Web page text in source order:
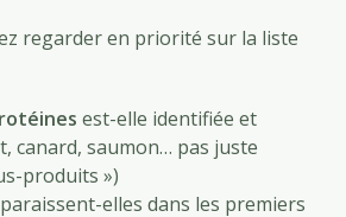
regarder en priorité sur la liste
est-elle identifiée et
canard, saumon… pas juste
produits »)
elles dans les premiers